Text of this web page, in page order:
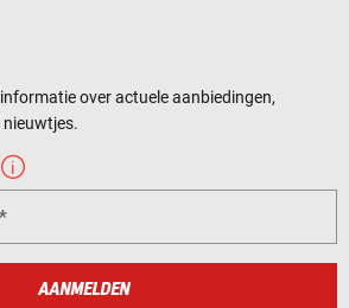
over actuele aanbiedingen,
AANMELDEN